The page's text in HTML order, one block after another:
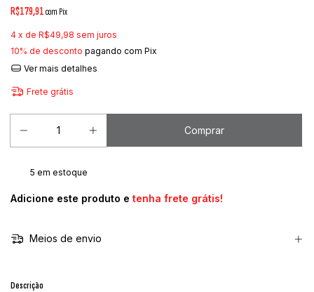
R$179,91com Pix
4 x de R$49,98 sem juros
10% de desconto pagando com Pix
Ver mais detalhes
Frete grátis
5 em estoque
Adicione este produto e tenha frete grátis!
Meios de envio
Descrição